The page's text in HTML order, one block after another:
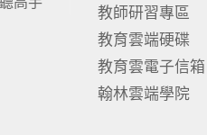
教師研習專區
教育雲端硬碟
教育雲電子信箱
翰林雲端學院